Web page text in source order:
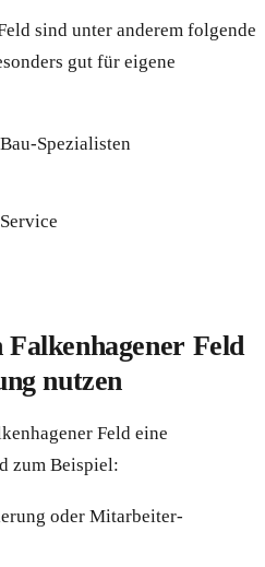
sind unter anderem folgende
gut für eigene
Spezialisten
Feld
nutzen
Feld eine
zum Beispiel:
oder Mitarbeiter-